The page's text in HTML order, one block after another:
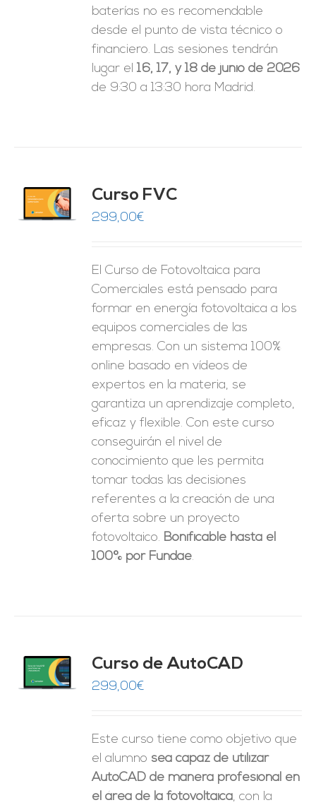
baterías no es recomendable
desde el punto de vista técnico o
financiero. Las sesiones tendrán
lugar el16, 17, y 18 de junio de 2026
de 9:30 a 13:30 hora Madrid.
Curso FVC
299,00€
El Curso de Fotovoltaica para
Comerciales está pensado para
formar en energía fotovoltaica a los
equipos comerciales de las
empresas. Con un sistema 100%
online basado en vídeos de
expertos en la materia, se
garantiza un aprendizaje completo,
eficaz y flexible. Con este curso
conseguirán el nivel de
conocimiento que les permita
tomar todas las decisiones
referentes a la creación de una
oferta sobre un proyecto
fotovoltaico. Bonificable hasta el
100% por Fundae.
Curso de AutoCAD
299,00€
Este curso tiene como objetivo que
el alumno sea capaz de utilizar
AutoCAD de manera profesional en
el área de la fotovoltaica, con la